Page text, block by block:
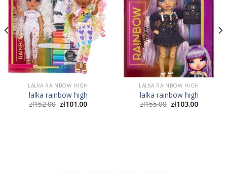
LALKA RAINBOW HIGH
lalka rainbow high
zł152.00 zł101.00
LALKA RAINBOW HIGH
lalka rainbow high
zł155.00 zł103.00